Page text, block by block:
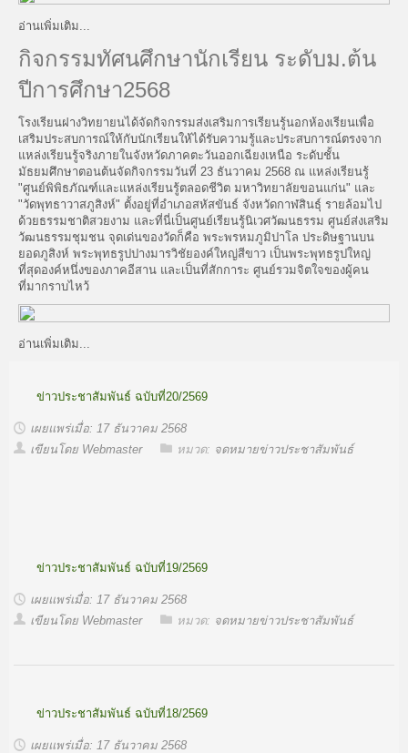
อ่านเพิ่มเติม...
กิจกรรมทัศนศึกษานักเรียน ระดับม.ต้น
ปีการศึกษา2568
โรงเรียนฝางวิทยายนได้จัดกิจกรรมส่งเสริมการเรียนรู้นอกห้องเรียนเพื่อ
เสริมประสบการณ์ให้กับนักเรียนให้ได้รับความรู้และประสบการณ์ตรงจาก
แหล่งเรียนรู้จริงภายในจังหวัดภาคตะวันออกเฉียงเหนือ ระดับชั้น
มัธยมศึกษาตอนต้นจัดกิจกรรมวันที่ 23 ธันวาคม 2568 ณ แหล่งเรียนรู้
"ศูนย์พิพิธภัณฑ์และแหล่งเรียนรู้ตลอดชีวิต มหาวิทยาลัยขอนแก่น" และ
"วัดพุทธาวาสภูสิงห์" ตั้งอยู่ที่อำเภอสหัสขันธ์ จังหวัดกาฬสินธุ์ รายล้อมไป
ด้วยธรรมชาติสวยงาม และที่นี่เป็นศูนย์เรียนรู้นิเวศวัฒนธรรม ศูนย์ส่งเสริม
วัฒนธรรมชุมชน จุดเด่นของวัดก็คือ พระพรหมภูมิปาโล ประดิษฐานบน
ยอดภูสิงห์ พระพุทธรูปปางมารวิชัยองค์ใหญ่สีขาว เป็นพระพุทธรูปใหญ่
ที่สุดองค์หนึ่งของภาคอีสาน และเป็นที่สักการะ ศูนย์รวมจิตใจของผู้คน
ที่มากราบไหว้
อ่านเพิ่มเติม...
ข่าวประชาสัมพันธ์ ฉบับที่20/2569
เผยแพร่เมื่อ: 17 ธันวาคม 2568
เขียนโดย Webmaster
หมวด: จดหมายข่าวประชาสัมพันธ์
ข่าวประชาสัมพันธ์ ฉบับที่19/2569
เผยแพร่เมื่อ: 17 ธันวาคม 2568
เขียนโดย Webmaster
หมวด: จดหมายข่าวประชาสัมพันธ์
ข่าวประชาสัมพันธ์ ฉบับที่18/2569
เผยแพร่เมื่อ: 17 ธันวาคม 2568